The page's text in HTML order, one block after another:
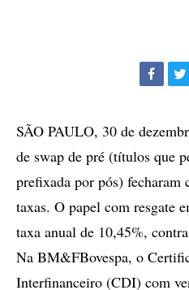
SÃO PAULO, 30 de
de swap de pré (títulos que
prefixada por pós) fecharam
taxas. O papel com resgate
taxa anual de 10,45%,
Na BM&FBovespa, o
Interfinanceiro (CDI) com